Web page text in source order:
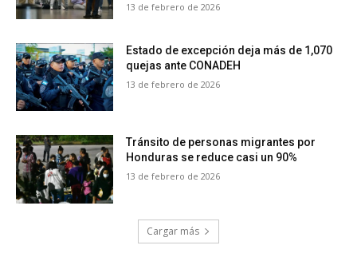
13 de febrero de 2026
Estado de excepción deja más de 1,070
quejas ante CONADEH
13 de febrero de 2026
Tránsito de personas migrantes por
Honduras se reduce casi un 90%
13 de febrero de 2026
Cargar más